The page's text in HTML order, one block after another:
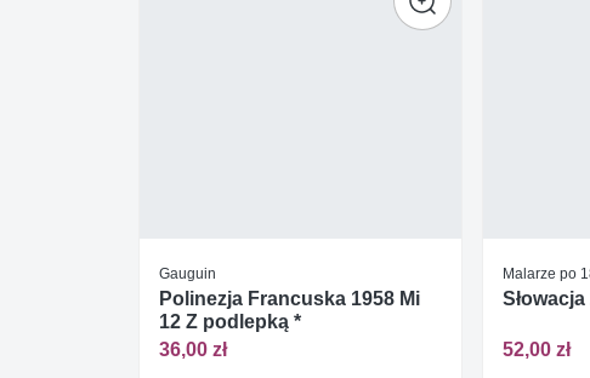
Gauguin
Polinezja Francuska 1958 Mi
12 Z podlepką *
36,00 zł
Malarze po
52,00 zł